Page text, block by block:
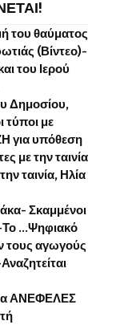
του θαύματος
(Βίντεο)-
του Ιερού
Δημοσίου,
τύποι με
για υπόθεση
με την ταινία
ταινία, Ηλία
Σκαμμένοι
Το …Ψηφιακό
τους αγωγούς
ΑΝΕΦΕΛΕΣ